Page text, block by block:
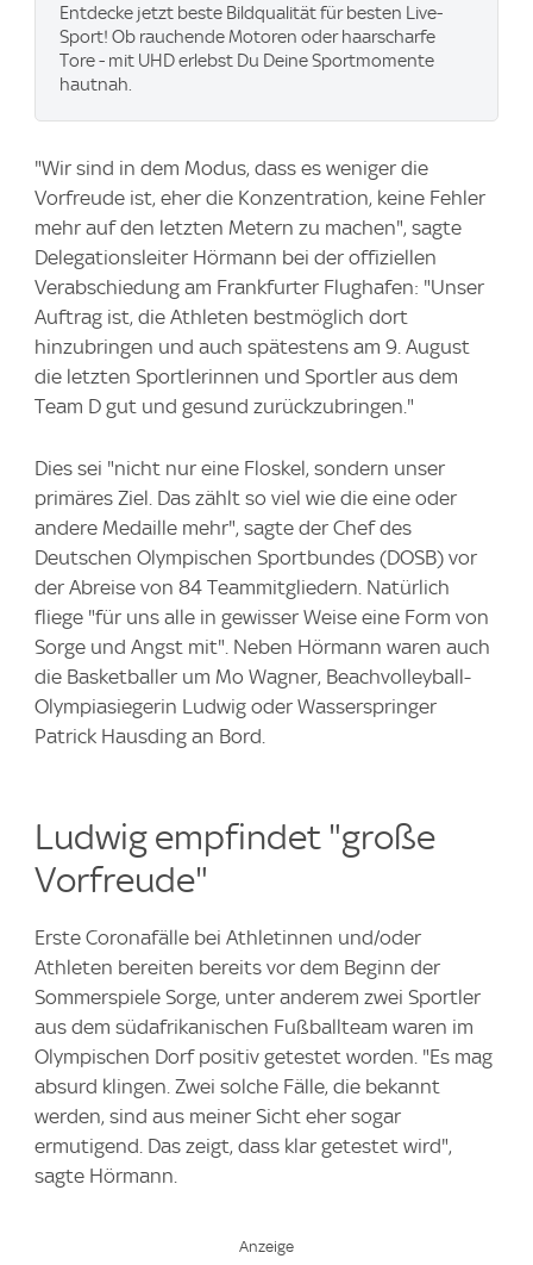
Entdecke jetzt beste Bildqualität für besten Live-
Sport! Ob rauchende Motoren oder haarscharfe
Tore - mit UHD erlebst Du Deine Sportmomente
hautnah.
"Wir sind in dem Modus, dass es weniger die
Vorfreude ist, eher die Konzentration, keine Fehler
mehr auf den letzten Metern zu machen", sagte
Delegationsleiter Hörmann bei der offiziellen
Verabschiedung am Frankfurter Flughafen: "Unser
Auftrag ist, die Athleten bestmöglich dort
hinzubringen und auch spätestens am 9. August
die letzten Sportlerinnen und Sportler aus dem
Team D gut und gesund zurückzubringen."
Dies sei "nicht nur eine Floskel, sondern unser
primäres Ziel. Das zählt so viel wie die eine oder
andere Medaille mehr", sagte der Chef des
Deutschen Olympischen Sportbundes (DOSB) vor
der Abreise von 84 Teammitgliedern. Natürlich
fliege "für uns alle in gewisser Weise eine Form von
Sorge und Angst mit". Neben Hörmann waren auch
die Basketballer um Mo Wagner, Beachvolleyball-
Olympiasiegerin Ludwig oder Wasserspringer
Patrick Hausding an Bord.
Ludwig empfindet "große
Vorfreude"
Erste Coronafälle bei Athletinnen und/oder
Athleten bereiten bereits vor dem Beginn der
Sommerspiele Sorge, unter anderem zwei Sportler
aus dem südafrikanischen Fußballteam waren im
Olympischen Dorf positiv getestet worden. "Es mag
absurd klingen. Zwei solche Fälle, die bekannt
werden, sind aus meiner Sicht eher sogar
ermutigend. Das zeigt, dass klar getestet wird",
sagte Hörmann.